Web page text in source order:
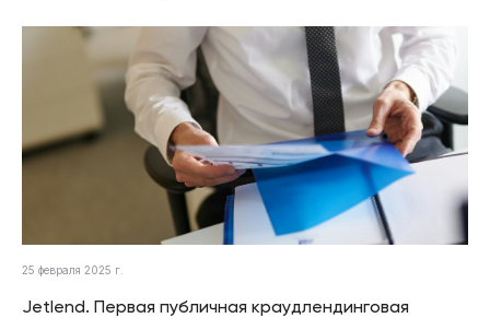
25 февраля 2025 г.
Jetlend. Первая публичная краудлендинговая